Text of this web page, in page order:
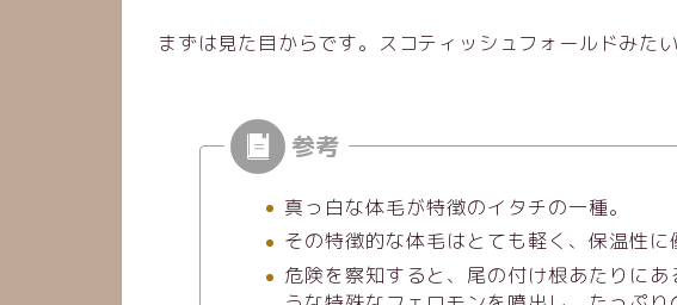
まずは見た目からです。スコティッシュフォールドみた
真っ白な体毛が特徴のイタチの一種。
その特徴的な体毛はとても軽く、保温性に
危険を察知すると、尾の付け根あたりに